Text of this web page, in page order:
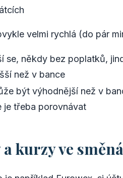
velmi rychlá (do pár
se, někdy bez poplatků,
než v bance
být výhodnější než v
je třeba porovnávat
kurzy ve